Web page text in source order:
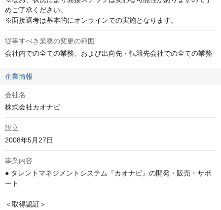
めご了承ください。
※面接選考は基本的にオンラインでの実施となります。
従事すべき業務の変更の範囲
会社内での全ての業務、および出向先・転籍先会社での全ての業務
企業情報
会社名
株式会社カオナビ
設立
2008年5月27日
事業内容
● タレントマネジメントシステム『カオナビ』の開発・販売・サポ
ート
＜取得認証＞